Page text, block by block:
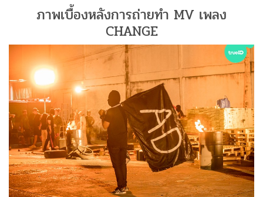
ภาพเบื้องหลังการถ่ายทำ MV เพลง
CHANGE